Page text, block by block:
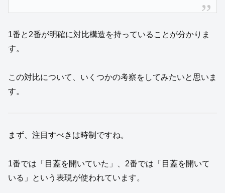
1番と2番が明確に対比構造を持っていることが分かりま
す。
この対比について、いくつかの考察をしてみたいと思いま
す。
まず、注目すべきは時制ですね。
1番では「目蓋を開いていた」、2番では「目蓋を開いて
いる」という表現が使われています。